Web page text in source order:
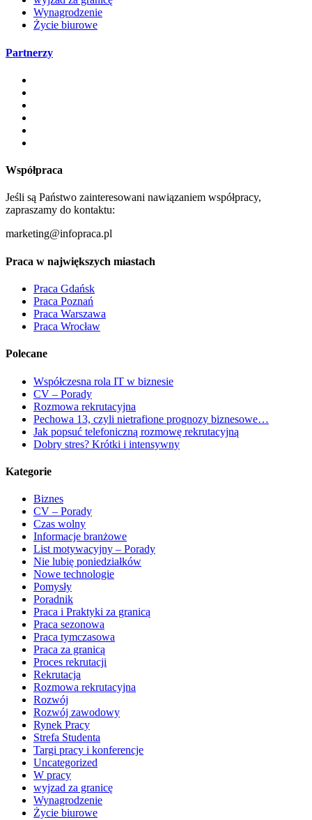
Wynagrodzenie
Życie biurowe
Partnerzy
Współpraca
Jeśli są Państwo zainteresowani nawiązaniem współpracy,
zapraszamy do kontaktu:
marketing@infopraca.pl
Praca w największych miastach
Praca Gdańsk
Praca Poznań
Praca Warszawa
Praca Wrocław
Polecane
Współczesna rola IT w biznesie
CV – Porady
Rozmowa rekrutacyjna
Pechowa 13, czyli nietrafione prognozy biznesowe…
Jak popsuć telefoniczną rozmowę rekrutacyjną
Dobry stres? Krótki i intensywny
Kategorie
Biznes
CV – Porady
Czas wolny
Informacje branżowe
List motywacyjny – Porady
Nie lubię poniedziałków
Nowe technologie
Pomysły
Poradnik
Praca i Praktyki za granicą
Praca sezonowa
Praca tymczasowa
Praca za granicą
Proces rekrutacji
Rekrutacja
Rozmowa rekrutacyjna
Rozwój
Rozwój zawodowy
Rynek Pracy
Strefa Studenta
Targi pracy i konferencje
Uncategorized
W pracy
wyjzad za granicę
Wynagrodzenie
Życie biurowe